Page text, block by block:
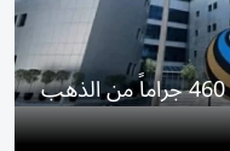
جمارك دبـي تحبط محاولة تهريب 460 جراماً من الذهب